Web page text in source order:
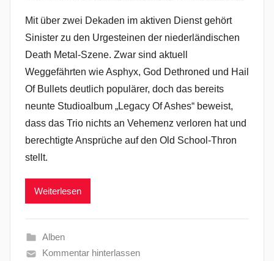
Mit über zwei Dekaden im aktiven Dienst gehört
Sinister zu den Urgesteinen der niederländischen
Death Metal-Szene. Zwar sind aktuell
Weggefährten wie Asphyx, God Dethroned und Hail
Of Bullets deutlich populärer, doch das bereits
neunte Studioalbum „Legacy Of Ashes“ beweist,
dass das Trio nichts an Vehemenz verloren hat und
berechtigte Ansprüche auf den Old School-Thron
stellt.
Weiterlesen
Alben
Kommentar hinterlassen